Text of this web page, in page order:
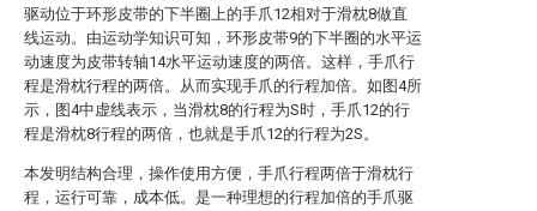
驱动位于环形皮带的下半圈上的手爪12相对于滑枕8做直
线运动。由运动学知识可知，环形皮带9的下半圈的水平运
动速度为皮带转轴14水平运动速度的两倍。这样，手爪行
程是滑枕行程的两倍。从而实现手爪的行程加倍。如图4所
示，图4中虚线表示，当滑枕8的行程为S时，手爪12的行
程是滑枕8行程的两倍，也就是手爪12的行程为2S。
本发明结构合理，操作使用方便，手爪行程两倍于滑枕行
程，运行可靠，成本低。是一种理想的行程加倍的手爪驱